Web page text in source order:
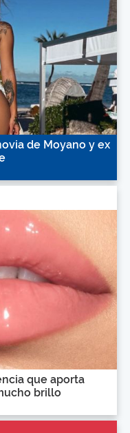
de Moyano y ex
que aporta
brillo